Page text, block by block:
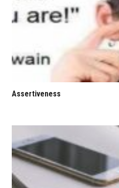
Assertiveness